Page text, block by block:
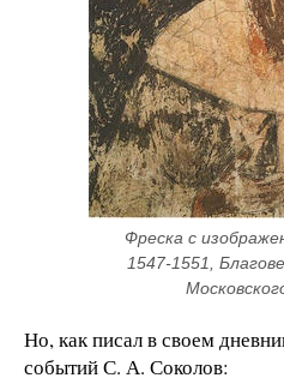
Фреска с
1547-1551,
Но, как писал в своем
событий С. А. Соколов: